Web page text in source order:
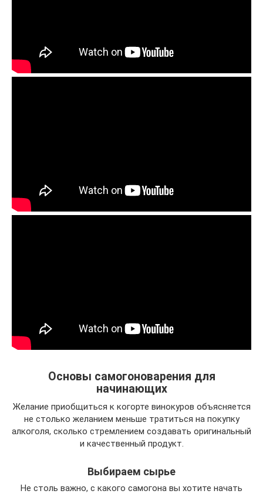
Основы самогоноварения для
начинающих
Желание приобщиться к когорте винокуров объясняется
не столько желанием меньше тратиться на покупку
алкоголя, сколько стремлением создавать оригинальный
и качественный продукт.
Выбираем сырье
Не столь важно, с какого самогона вы хотите начать